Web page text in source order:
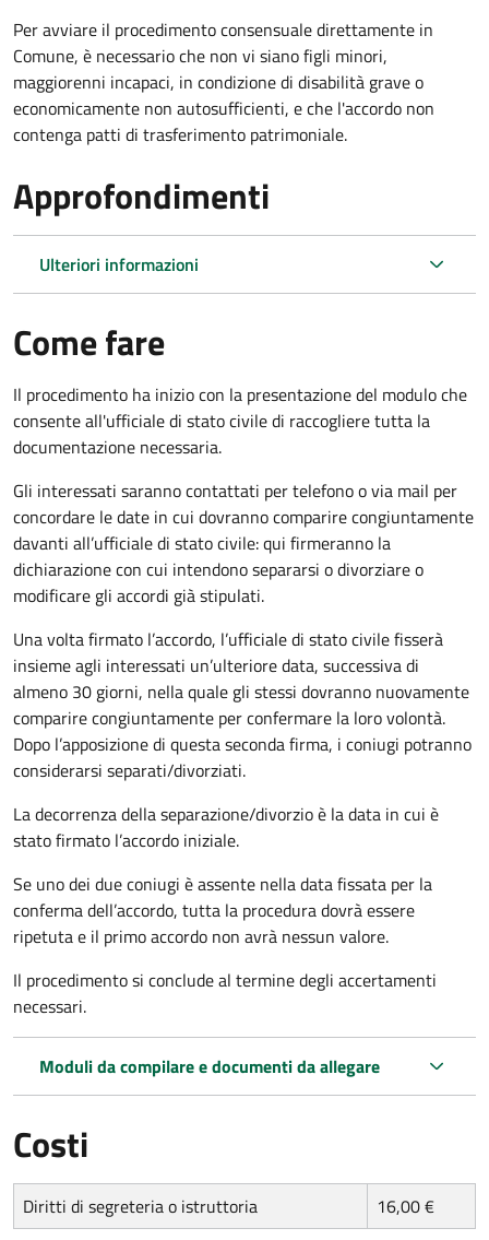
Per avviare il procedimento consensuale direttamente in
Comune, è necessario che non vi siano figli minori,
maggiorenni incapaci, in condizione di disabilità grave o
economicamente non autosufficienti, e che l'accordo non
contenga patti di trasferimento patrimoniale.
Approfondimenti
Ulteriori informazioni
Come fare
Il procedimento ha inizio con la presentazione del modulo che
consente all'ufficiale di stato civile di raccogliere tutta la
documentazione necessaria.
Gli interessati saranno contattati per telefono o via mail per
concordare le date in cui dovranno comparire congiuntamente
davanti all’ufficiale di stato civile: qui firmeranno la
dichiarazione con cui intendono separarsi o divorziare o
modificare gli accordi già stipulati.
Una volta firmato l’accordo, l’ufficiale di stato civile fisserà
insieme agli interessati un’ulteriore data, successiva di
almeno 30 giorni, nella quale gli stessi dovranno nuovamente
comparire congiuntamente per confermare la loro volontà.
Dopo l’apposizione di questa seconda firma, i coniugi potranno
considerarsi separati/divorziati.
La decorrenza della separazione/divorzio è la data in cui è
stato firmato l’accordo iniziale.
Se uno dei due coniugi è assente nella data fissata per la
conferma dell’accordo, tutta la procedura dovrà essere
ripetuta e il primo accordo non avrà nessun valore.
Il procedimento si conclude al termine degli accertamenti
necessari.
Moduli da compilare e documenti da allegare
Costi
Diritti di segreteria o istruttoria 16,00 €